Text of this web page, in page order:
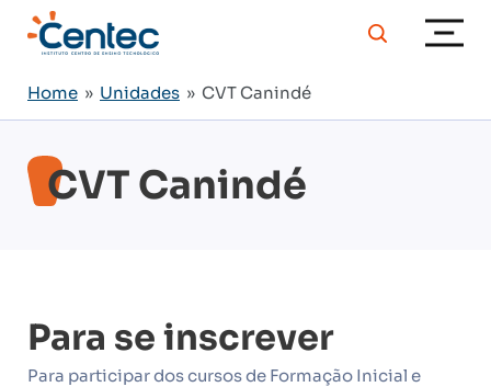
Home » Unidades » CVT Canindé
CVT Canindé
Para se inscrever
Para participar dos cursos de Formação Inicial e